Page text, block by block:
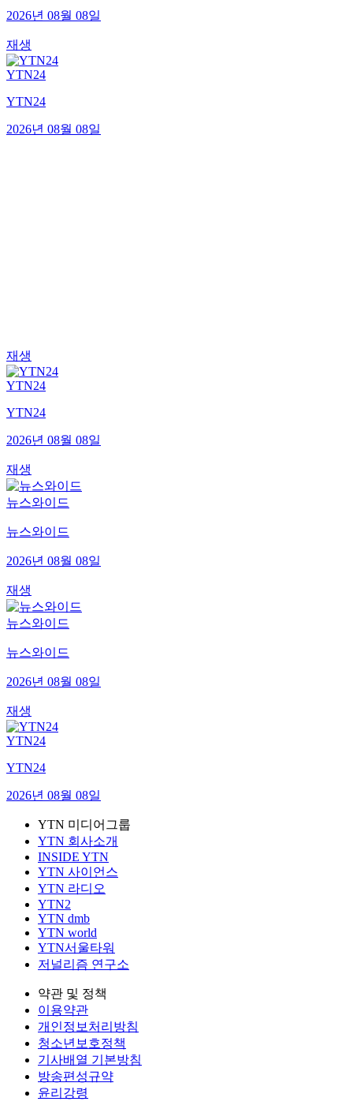
2026년 08월 08일
재생
YTN24
YTN24
2026년 08월 08일
재생
YTN24
YTN24
2026년 08월 08일
재생
뉴스와이드
뉴스와이드
2026년 08월 08일
재생
뉴스와이드
뉴스와이드
2026년 08월 08일
재생
YTN24
YTN24
2026년 08월 08일
YTN 미디어그룹
YTN 회사소개
INSIDE YTN
YTN 사이언스
YTN 라디오
YTN2
YTN dmb
YTN world
YTN서울타워
저널리즘 연구소
약관 및 정책
이용약관
개인정보처리방침
청소년보호정책
기사배열 기본방침
방송편성규약
윤리강령